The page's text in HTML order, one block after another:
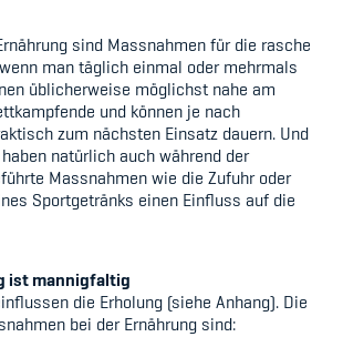
sind Massnahmen für die rasche
man täglich einmal oder mehrmals
üblicherweise möglichst nahe am
und können je nach
zum nächsten Einsatz dauern. Und
natürlich auch während der
Massnahmen wie die Zufuhr oder
Sportgetränks einen Einfluss auf die
ist mannigfaltig
die Erholung (siehe Anhang). Die
bei der Ernährung sind: